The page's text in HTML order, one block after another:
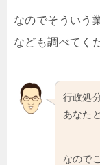
なのでそういう
なども調べてく
行政処
あなた
なので